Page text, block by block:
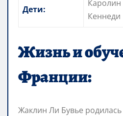
Дети:
Кеннеди
Жизнь и
Франции:
Жаклин Ли Бувье